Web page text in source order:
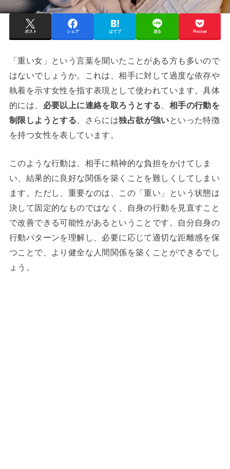
ポスト シェア はてブ 送る Pocket
「重い女」という言葉を聞いたことがある方も多いので
はないでしょうか。これは、相手に対して過度な依存や
執着を示す女性を指す表現として使われています。具体
的には、 必要以上に連絡を取ろうとする
相手の行動を
制限しようとする 、さらには独占欲が強いといった特徴
を持つ女性を表しています。
このような行動は、相手に精神的な負担をかけてしま
い、結果的に良好な関係を築くことを難しくしてしまい
ます。ただし、重要なのは、この「重い」という状態は
決して固定的なものではなく、自身の行動を見直すこと
で改善できる可能性があるということです。自分自身の
行動パターンを理解し、必要に応じて適切な距離感を保
つことで、より健全な人間関係を築くことができるでし
ょう。